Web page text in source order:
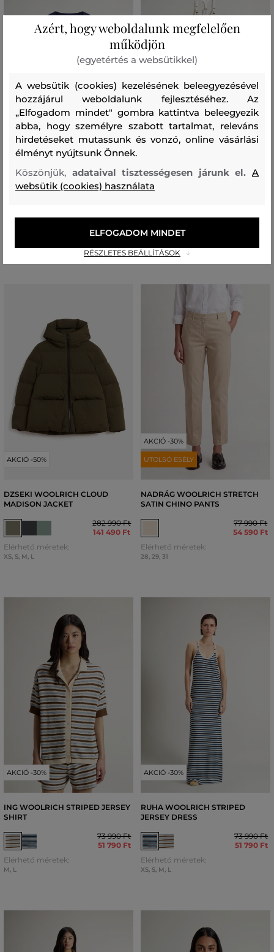
AKCIÓ -30%
PÓLÓ WOOLRICH SLUB JERSEY
V-NECK
18 890 Ft
AKCIÓ -30%
RUHA WOOLRICH STRIPED
JERSEY DRESS
51 790 Ft
Elérhető méretek:
AKCIÓ -50%
DZSEKI WOOLRICH CLOUD
MADISON JACKET
282 990 Ft
141 490 Ft
Elérhető méretek:
XS, S, M, L
AKCIÓ -30%
UTOLSÓ ESÉLY
NADRÁG WOOLRICH STRETCH
SATIN CHINO PANTS
77 990 Ft
54 590 Ft
Elérhető méretek:
28, 29, 31
AKCIÓ -30%
ING WOOLRICH STRIPED JERSEY
SHIRT
73 990 Ft
51 790 Ft
Elérhető méretek:
M, L
AKCIÓ -30%
RUHA WOOLRICH STRIPED
JERSEY DRESS
73 990 Ft
51 790 Ft
Elérhető méretek:
XS, S, M, L
Azért, hogy weboldalunk megfelelően
működjön
(egyetértés a websütikkel)
A websütik (cookies) kezelésének beleegyezésével
hozzájárul weboldalunk fejlesztéséhez. Az
„Elfogadom mindet" gombra kattintva beleegyezik
abba, hogy személyre szabott tartalmat, releváns
hirdetéseket mutassunk és vonzó, online vásárlási
élményt nyújtsunk Önnek.
Köszönjük, adataival tisztességesen járunk el.A
websütik (cookies) használata
RÉSZLETES BEÁLLÍTÁSOK
ELFOGADOM MINDET